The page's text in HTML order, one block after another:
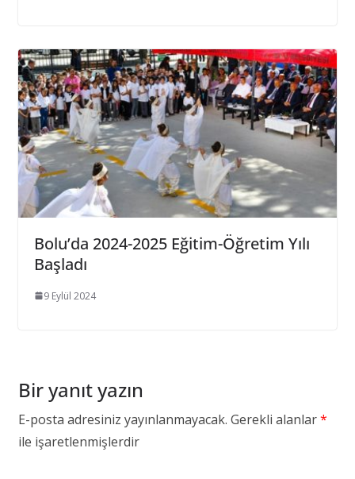
Bolu’da 2024-2025 Eğitim-Öğretim Yılı
Başladı
9 Eylül 2024
Bir yanıt yazın
E-posta adresiniz yayınlanmayacak. Gerekli alanlar*
ile işaretlenmişlerdir